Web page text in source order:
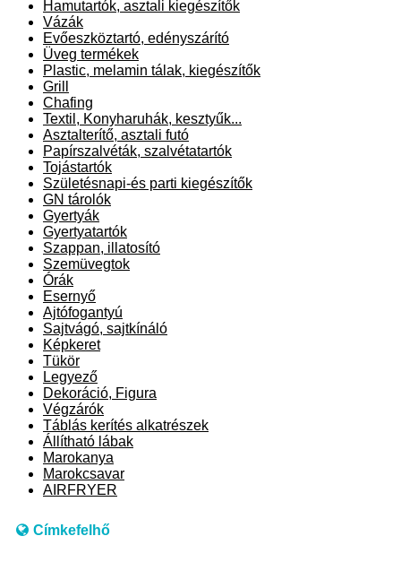
Hamutartók, asztali kiegészítők
Vázák
Evőeszköztartó, edényszárító
Üveg termékek
Plastic, melamin tálak, kiegészítők
Grill
Chafing
Textil, Konyharuhák, kesztyűk...
Asztalterítő, asztali futó
Papírszalvéták, szalvétatartók
Tojástartók
Születésnapi-és parti kiegészítők
GN tárolók
Gyertyák
Gyertyatartók
Szappan, illatosító
Szemüvegtok
Órák
Esernyő
Ajtófogantyú
Sajtvágó, sajtkínáló
Képkeret
Tükör
Legyező
Dekoráció, Figura
Végzárók
Táblás kerítés alkatrészek
Állítható lábak
Marokanya
Marokcsavar
AIRFRYER
Címkefelhő